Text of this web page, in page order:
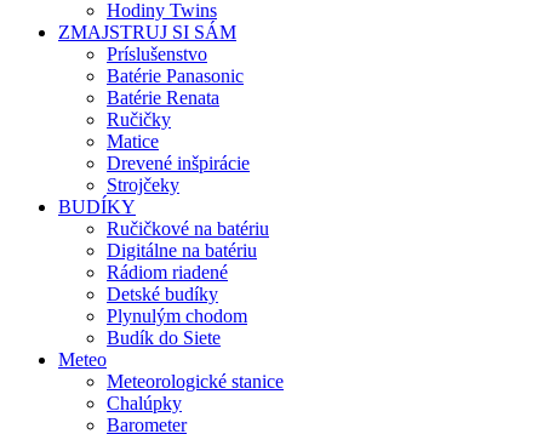
Hodiny Twins
ZMAJSTRUJ SI SÁM
Príslušenstvo
Batérie Panasonic
Batérie Renata
Ručičky
Matice
Drevené inšpirácie
Strojčeky
BUDÍKY
Ručičkové na batériu
Digitálne na batériu
Rádiom riadené
Detské budíky
Plynulým chodom
Budík do Siete
Meteo
Meteorologické stanice
Chalúpky
Barometer